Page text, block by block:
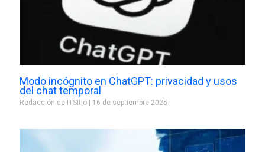
Modo incógnito en ChatGPT: privacidad y usos
del chat temporal
Redacción de ITSitio 16 de septiembre 2025